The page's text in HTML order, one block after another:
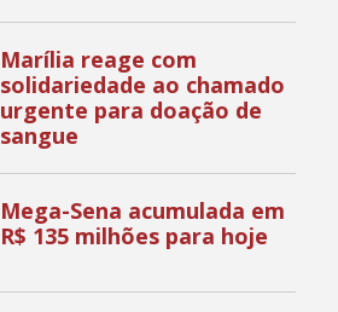
Marília reage com
solidariedade ao chamado
urgente para doação de
sangue
Mega-Sena acumulada em
R$ 135 milhões para hoje